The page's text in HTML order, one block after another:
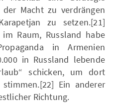
Macht zu verdrängen
zu setzen.[21]
Raum, Russland habe
in Armenien
in Russland lebende
schicken, um dort
Ein anderer
Richtung.